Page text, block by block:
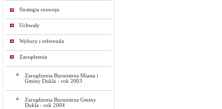
Strategia rozwoju
Uchwały
Wybory i referenda
Zarządzenia
Zarządzenia Burmistrza Miasta i
Gminy Dukla - rok 2003
Zarządzenia Burmistrza Gminy
Dukla - rok 2004